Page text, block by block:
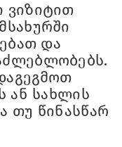
ვიზიტით
და
ან სახლის
თუ წინასწარ